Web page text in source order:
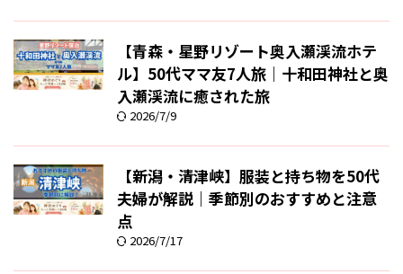
【青森・星野リゾート奥入瀬渓流ホテ
ル】50代ママ友7人旅｜十和田神社と奥
入瀬渓流に癒された旅
2026/7/9
【新潟・清津峡】服装と持ち物を50代
夫婦が解説｜季節別のおすすめと注意
点
2026/7/17